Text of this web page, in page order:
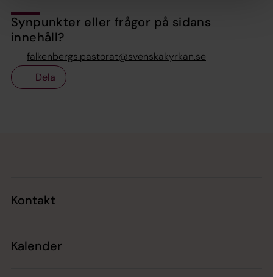
Synpunkter eller frågor på sidans
innehåll?
falkenbergs.pastorat@svenskakyrkan.se
Dela
Kontakt
Kalender